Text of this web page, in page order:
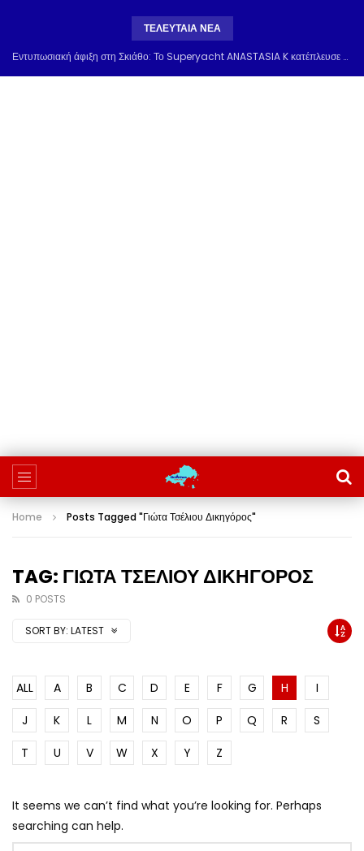
ΤΕΛΕΥΤΑΙΑ ΝΕΑ
Εντυπωσιακή άφιξη στη Σκιάθο: Το Superyacht ANASTASIA K κατέπλευσε από την Τουρκία & μαγνήτισε τα βλέμματα στο λιμάνι
Home Posts Tagged "Γιώτα Τσέλιου Δικηγόρος"
TAG: ΓΙΩΤΑ ΤΣΕΛΙΟΥ ΔΙΚΗΓΟΡΟΣ
0 POSTS
SORT BY: LATEST
ALL A B C D E F G H
I
J
K L M N O P Q R
S
T
U V W X Y Z
It seems we can’t find what you’re looking for. Perhaps
searching can help.